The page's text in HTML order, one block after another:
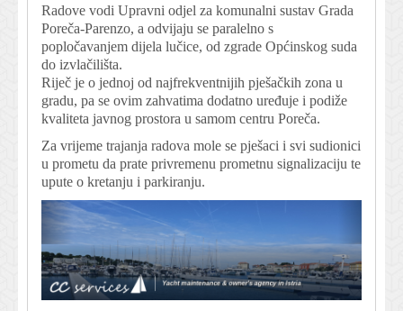
Radove vodi Upravni odjel za komunalni sustav Grada
Poreča-Parenzo, a odvijaju se paralelno s
popločavanjem dijela lučice, od zgrade Općinskog suda
do izvlačilišta.
Riječ je o jednoj od najfrekventnijih pješačkih zona u
gradu, pa se ovim zahvatima dodatno uređuje i podiže
kvaliteta javnog prostora u samom centru Poreča.
Za vrijeme trajanja radova mole se pješaci i svi sudionici
u prometu da prate privremenu prometnu signalizaciju te
upute o kretanju i parkiranju.